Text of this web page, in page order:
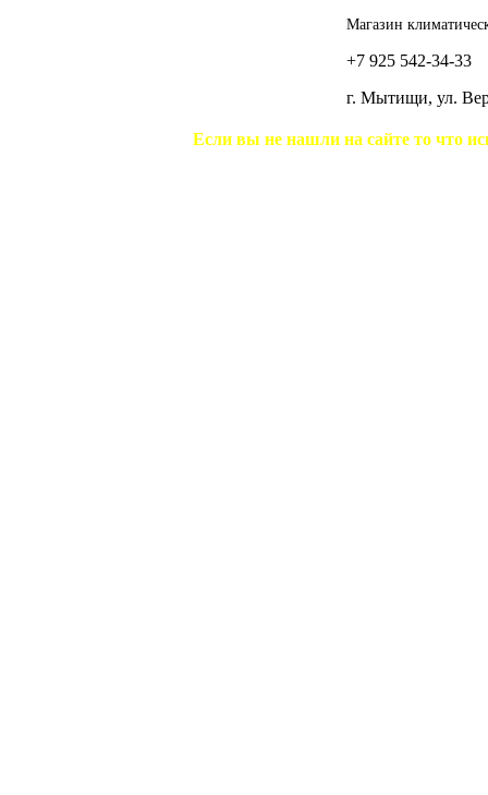
Магазин
+7 925 542-34-33
г. Мытищи, ул.
Если вы не нашли на сайте то что